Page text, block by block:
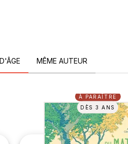
MÊME AUTEUR
À PARAÎTRE
DÈS 3 ANS